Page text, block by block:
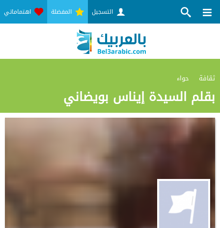
اهتماماتي المفضلة التسجيل
ثقافة حواء
بقلم السيدة إيناس بويضاني